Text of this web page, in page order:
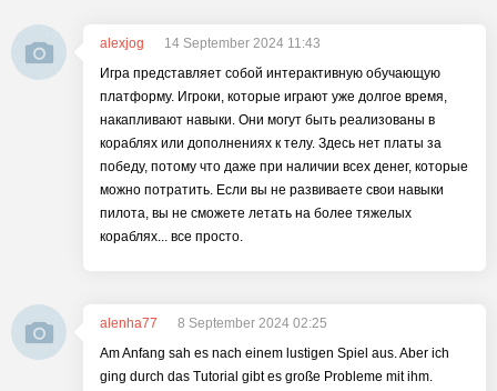
alexjog
14 September 2024 11:43
Игра представляет собой интерактивную обучающую
платформу. Игроки, которые играют уже долгое время,
накапливают навыки. Они могут быть реализованы в
кораблях или дополнениях к телу. Здесь нет платы за
победу, потому что даже при наличии всех денег, которые
можно потратить. Если вы не развиваете свои навыки
пилота, вы не сможете летать на более тяжелых
кораблях... все просто.
alenha77
8 September 2024 02:25
Am Anfang sah es nach einem lustigen Spiel aus. Aber ich
ging durch das Tutorial gibt es große Probleme mit ihm.